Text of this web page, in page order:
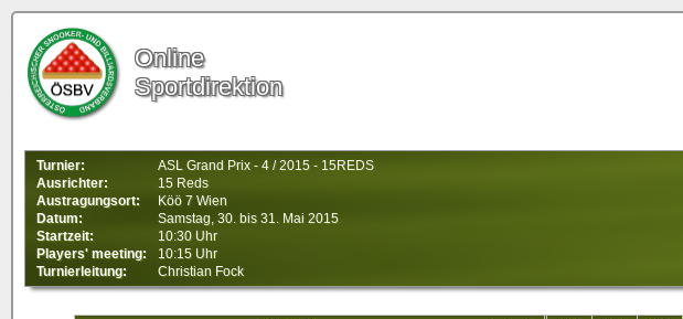
Online
Sportdirektion
Turnier:
ASL Grand Prix - 4 / 2015 - 15REDS
Ausrichter:
15 Reds
Austragungsort:
Köö 7 Wien
Datum:
Samstag, 30. bis 31. Mai 2015
Startzeit:
10:30 Uhr
Players' meeting:
10:15 Uhr
Turnierleitung:
Christian Fock